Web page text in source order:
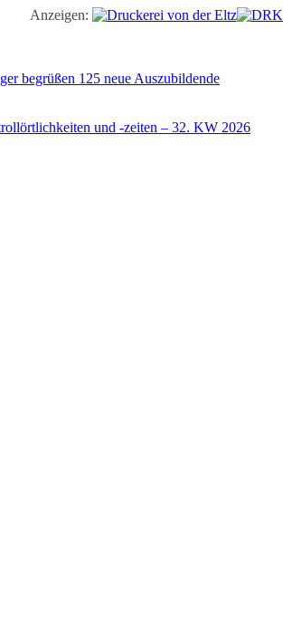
Anzeigen:
begrüßen 125 neue Auszubildende
und -zeiten – 32. KW 2026